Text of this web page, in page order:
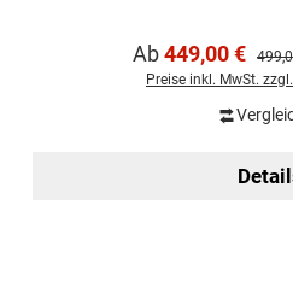
Verkaufspreis:
Ab449,00 €
Preise inkl. MwSt.